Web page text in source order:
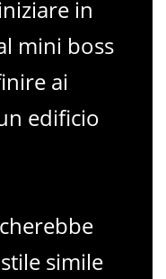
in
mini boss
ai
edificio
simile